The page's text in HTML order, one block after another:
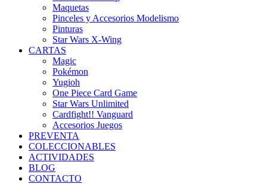
Maquetas
Pinceles y Accesorios Modelismo
Pinturas
Star Wars X-Wing
CARTAS
Magic
Pokémon
Yugioh
One Piece Card Game
Star Wars Unlimited
Cardfight!! Vanguard
Accesorios Juegos
PREVENTA
COLECCIONABLES
ACTIVIDADES
BLOG
CONTACTO